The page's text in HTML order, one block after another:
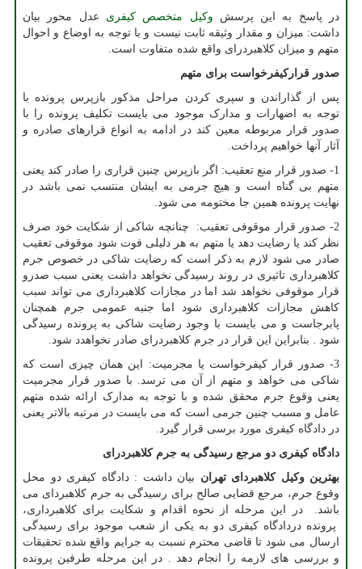
در پاسخ به این پرسش وکیل متخصص کیفری عدل محور بیان
داشت: میزان و مقدار وثیقه ثابت نیست و با توجه به اوضاع و احوال
متهم و میزان کلاهبردرای واقع شده متفاوت است.
صدور قرارکیفرخواست برای متهم
پس از گذاراندن و سپری کردن مراحل مذکور بازپرس پرونده با
توجه به اضهارات و مدارک موجود می بایست تکلیف پرونده را با
صدور قرار مربوطه معین کند در ادامه به انواع قرارهای صادره و
آثار آنها خواهیم پرداخت.
1- صدور قرار منع تعقیب: اگر بازپرس چنین قراری را صادر کند یعنی
متهم بی گناه است و هیچ جرمی به ایشان منتسب نمی باشد در
نهایت پرونده همین جا مختومه می شود.
2- صدور قرار موقوفی تعقیب: چنانچه شاکی از شکایت خود صرف
نظر کند یا رضایت دهد یا متهم به هر دلیلی فوت شود موقوفی تعقیب
صادر می شود لازم به ذکر است که رضایت شاکی در خصوص جرم
کلاهبرداری تاثیری در روند رسیدگی نخواهد داشت یعنی سبب صدرو
قرار موقوفی نخواهد شد اما در مجازات کلاهبرداری می تواند سبب
کاهش مجازات کلاهبرداری شود اما جنبه عمومی جرم همچنان
پابرجاست و می بایست با وجود رضایت شاکی به پرونده رسیدگی
شود . بنابراین این قرار در جرم کلاهبردرای صادر نخواهدد شود.
3- صدور قرار کیفرخواست یا مجرمیت: این همان چیزی است که
شاکی می خواهد و متهم از آن می ترسد. با صدور قرار مجرمیت
یعنی وقوع جرم محقق شده و با توجه به مدارک ارائه شده متهم
عامل و مسبب چنین جرمی است که می بایست در مرتبه بالاتر یعنی
در دادگاه کیفری مورد برسی قرار گیرد.
دادگاه کیفری دو مرجع رسیدگی به جرم کلاهبردرای
بهترین وکیل کلاهبردای تهران بیان داشت : دادگاه کیفری دو محل
وقوع جرم، مرجع قضایی صالح برای رسیدگی به جرم کلاهبردای می
باشد. در این مرحله از نحوه اقدام و شکایت برای کلاهبرداری،
پرونده دردادگاه کیفری دو به یکی از شعب موجود برای رسیدگی
ارسال می شود تا قاضی محترم نسبت به جرایم واقع شده تحقیقات
و بررسی های لازمه را انجام دهد . در این مرحله طرفین پرونده